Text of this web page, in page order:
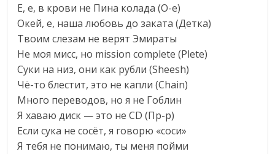
Е, е, в крови не Пина колада (О-е)
Окей, е, наша любовь до заката (Детка)
Твоим слезам не верят Эмираты
Не моя мисс, но mission complete (Plete)
Суки на низ, они как рубли (Sheesh)
Чё-то блестит, это не капли (Chain)
Много переводов, но я не Гоблин
Я хаваю диск — это не CD (Пр-р)
Если сука не сосёт, я говорю «соси»
Я тебя не понимаю, ты меня пойми